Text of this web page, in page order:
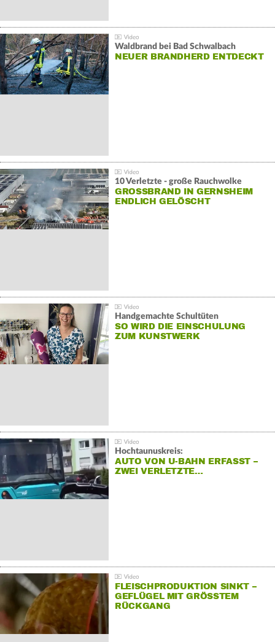
Waldbrand bei Bad Schwalbach
NEUER BRANDHERD ENTDECKT
10 Verletzte - große Rauchwolke
GROSSBRAND IN GERNSHEIM E
NDLICH GELÖSCHT
Handgemachte Schultüten
SO WIRD DIE EINSCHULUNG
ZUM KUNSTWERK
Hochtaunuskreis:
AUTO VON U-BAHN ERFASST –
ZWEI VERLETZTE…
FLEISCHPRODUKTION SINKT –
GEFLÜGEL MIT GRÖSSTEM R
ÜCKGANG